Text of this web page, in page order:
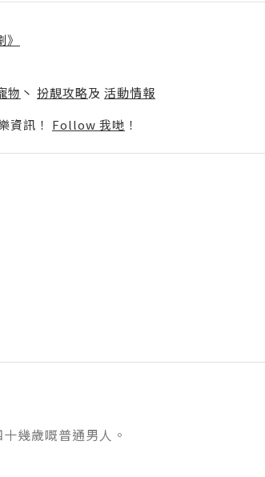
物 丶 扮靚攻略及 活動情報
資訊！ Follow 我哋 ！
幾歲嘅普通男人。